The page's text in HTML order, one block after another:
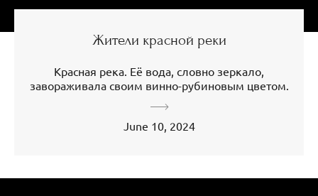
Жители красной реки
Красная река. Её вода, словно зеркало,
завораживала своим винно-рубиновым цветом.
June 10, 2024